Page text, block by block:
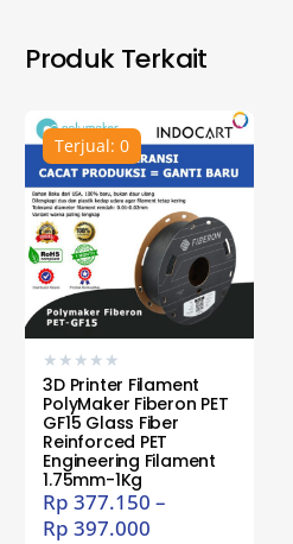
Produk Terkait
Terjual: 0
★ ★ ★ ★ ★
3D Printer Filament
PolyMaker Fiberon PET
GF15 Glass Fiber
Reinforced PET
Engineering Filament
1.75mm-1Kg
Rp 377.150 –
Rp 397.000